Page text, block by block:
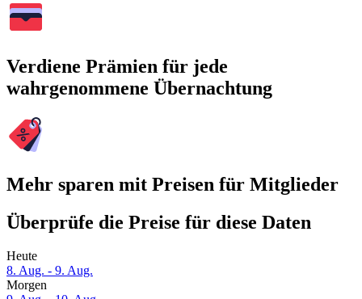
Verdiene Prämien für jede
wahrgenommene Übernachtung
Mehr sparen mit Preisen für Mitglieder
Überprüfe die Preise für diese Daten
Heute
8. Aug. - 9. Aug.
Morgen